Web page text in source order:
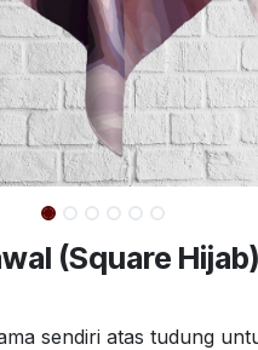
(Square
sendiri atas tudung